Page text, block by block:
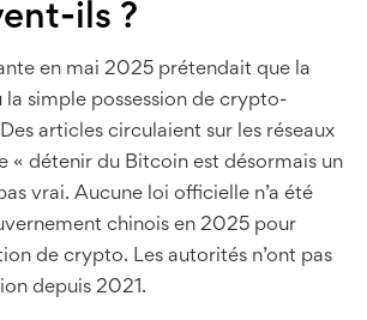
ils ?
en mai 2025 prétendait que la
la simple possession de crypto-
articles circulaient sur les réseaux
« détenir du Bitcoin est désormais un
vrai. Aucune loi officielle n’a été
chinois en 2025 pour
de crypto. Les autorités n’ont pas
depuis 2021.